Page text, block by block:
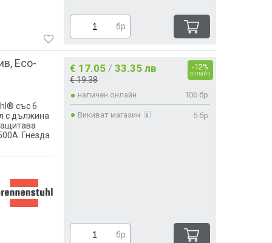
бр.
Eco-
със 6
с дължина
Гнезда
-12%
онлайн
€ 17.05 / 33.35 лв
€ 19.38
наличен онлайн 106 бр.
Викиват магазин 5 бр.
бр.